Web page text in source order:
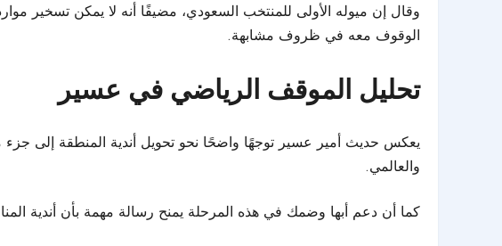
وقال إن ميوله الأولى للمنتخب السعودي، مضيفًا أنه لا يمكن تسخير
الوقوف معه في ظروف مشابهة.
تحليل الموقف الرياضي في عسير
يعكس حديث أمير عسير توجهًا واضحًا نحو تحويل أندية المنطقة إلى جزء
والعالمي.
كما أن دعم أبها وضمك في هذه المرحلة يمنح رسالة مهمة بأن أندية